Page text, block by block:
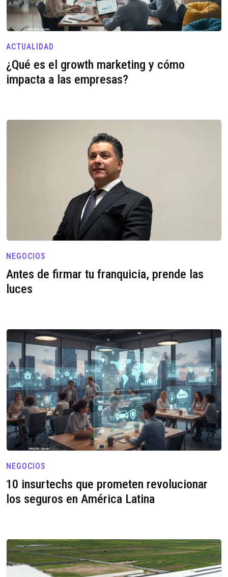
ACTUALIDAD
¿Qué es el growth marketing y cómo
impacta a las empresas?
NEGOCIOS
Antes de firmar tu franquicia, prende las
luces
NEGOCIOS
10 insurtechs que prometen revolucionar
los seguros en América Latina